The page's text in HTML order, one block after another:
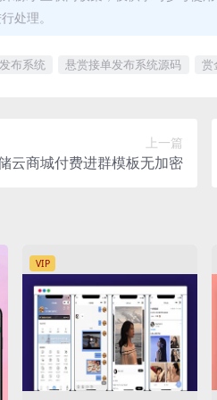
处理。
布系统 悬赏接单发布系统源码 赏
上一篇
云商城付费进群模板无加密
VIP